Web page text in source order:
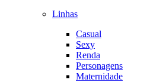
Linhas
Casual
Sexy
Renda
Personagens
Maternidade